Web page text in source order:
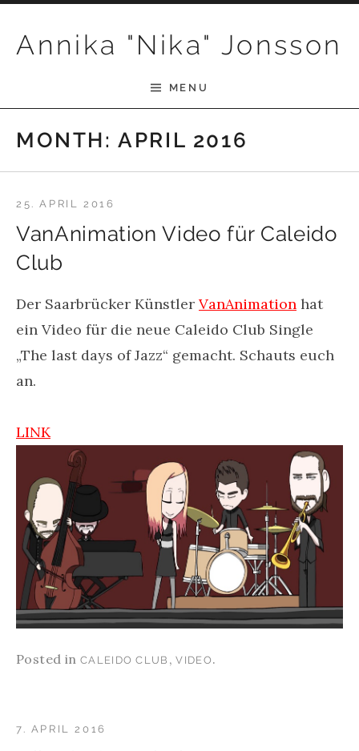
Annika "Nika" Jonsson
MENU
MONTH:APRIL 2016
VanAnimation Video für Caleido
Club
25. APRIL 2016
Der Saarbrücker Künstler VanAnimation hat
ein Video für die neue Caleido Club Single
„The last days of Jazz“ gemacht. Schauts euch
an.
LINK
Posted in CALEIDO CLUB ,VIDEO .
7. APRIL 2016